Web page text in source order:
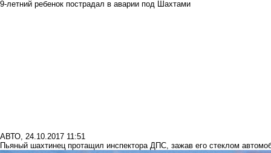
9-летний ребенок пострадал в аварии под Шахтами
АВТО, 24.10.2017 11:51
Пьяный шахтинец протащил инспектора ДПС, зажав его стеклом